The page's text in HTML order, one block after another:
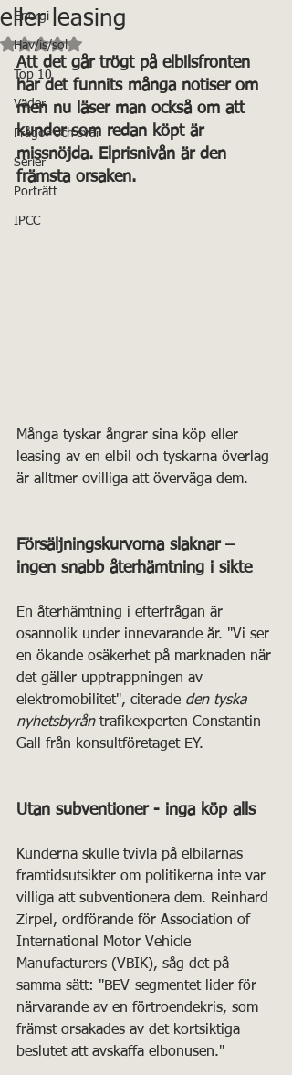
Energi
Hav/is/sol
Top 10
Väder
Frågor och svar
Serier
Porträtt
IPCC
eller leasing
Betygsatt till NaN av 5 stjärnor.
Att det går trögt på elbilsfronten
har det funnits många notiser om
men nu läser man också om att
kunder som redan köpt är
missnöjda. Elprisnivån är den
främsta orsaken.
Många tyskar ångrar sina köp eller
leasing av en elbil och tyskarna överlag
är alltmer ovilliga att överväga dem.
Försäljningskurvorna slaknar –
ingen snabb återhämtning i sikte
En återhämtning i efterfrågan är
osannolik under innevarande år. "Vi ser
en ökande osäkerhet på marknaden när
det gäller upptrappningen av
elektromobilitet", citerade den tyska
nyhetsbyrån trafikexperten Constantin
Gall från konsultföretaget EY.
Utan subventioner - inga köp alls
Kunderna skulle tvivla på elbilarnas
framtidsutsikter om politikerna inte var
villiga att subventionera dem. Reinhard
Zirpel, ordförande för Association of
International Motor Vehicle
Manufacturers (VBIK), såg det på
samma sätt: "BEV-segmentet lider för
närvarande av en förtroendekris, som
främst orsakades av det kortsiktiga
beslutet att avskaffa elbonusen."